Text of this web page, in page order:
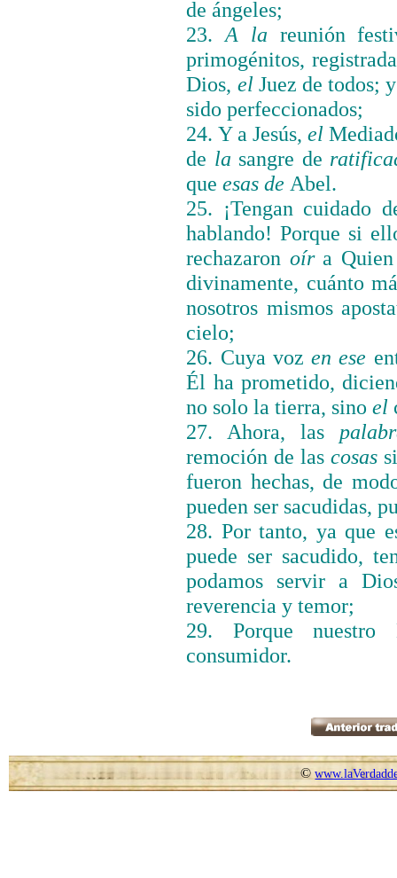
de ángeles;
23.A la reunión
primogénitos,
Dios, el Juez de todos;
sido perfeccionados;
24. Y a Jesús, el
de la sangre de
queesas de Abel.
25. ¡Tengan cuidado
hablando! Porque si
rechazaron oíra Quien
divinamente, cuánto
nosotros mismos
cielo;
26. Cuya vozen ese
Él ha prometido,
no solo la tierra, sinoel
27. Ahora, las
remoción de lascosas
fueron hechas, de
pueden ser sacudidas,
28. Por tanto, ya que
puede ser sacudido,
podamos servir a
reverencia y temor;
29. Porque
consumidor.
©